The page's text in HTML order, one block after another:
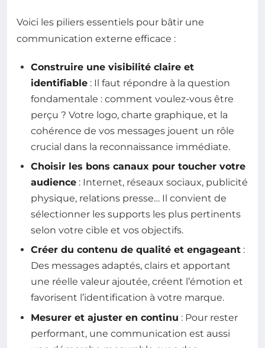
Voici les piliers essentiels pour bâtir une
communication externe efficace :
Construire une visibilité claire et
identifiable : Il faut répondre à la question
fondamentale : comment voulez-vous être
perçu ? Votre logo, charte graphique, et la
cohérence de vos messages jouent un rôle
crucial dans la reconnaissance immédiate.
Choisir les bons canaux pour toucher votre
audience : Internet, réseaux sociaux, publicité
physique, relations presse… Il convient de
sélectionner les supports les plus pertinents
selon votre cible et vos objectifs.
Créer du contenu de qualité et engageant :
Des messages adaptés, clairs et apportant
une réelle valeur ajoutée, créent l’émotion et
favorisent l’identification à votre marque.
Mesurer et ajuster en continu : Pour rester
performant, une communication est aussi